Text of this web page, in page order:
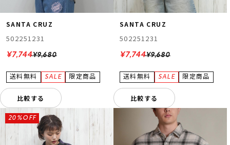
SANTA CRUZ
502251231
¥9,680
¥7,744
比較する
SANTA CRUZ
502251231
¥9,680
¥7,744
比較する
20%OFF